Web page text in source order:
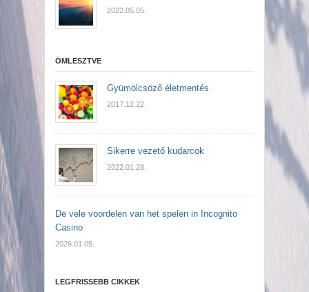
2022.05.05.
ÖMLESZTVE
Gyümölcsöző életmentés
2017.12.22.
Sikerre vezető kudarcok
2022.01.28.
De vele voordelen van het spelen in Incognito
Casino
2026.01.05.
LEGFRISSEBB CIKKEK